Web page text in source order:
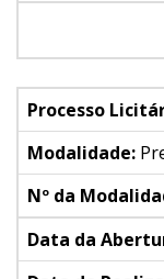
Processo
Modalidade:
Nº da
Data da